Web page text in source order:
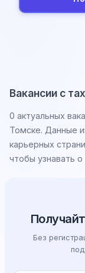
Вакансии с
0 актуальных
Томске. Данные
карьерных
чтобы узнавать
Без